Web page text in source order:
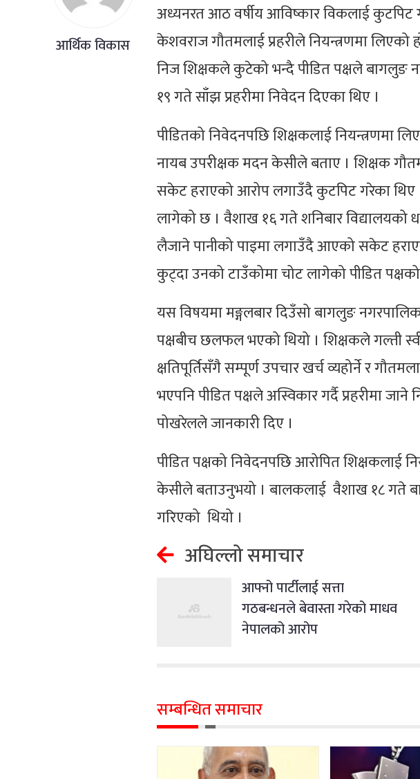
आर्थिक विकास
अध्यनरत आठ वर्षीय आविष्कार विकलाई कुटपिट
केशवराज गौतमलाई प्रहरीले नियन्त्रणमा
निज शिक्षकले कुटेको भन्दै पीडित पक्षले बागलुङ
१९ गते साँझ प्रहरीमा निवेदन दिएका थिए ।
पीडितको निवेदनपछि शिक्षकलाई नियन्त्रणमा
नायब उपरीक्षक मदन केसीले बताए । शिक्षक
सकेट हराएको आरोप लगाउँदै कुटपिट गरेका थिए
लागेको छ । वैशाख १६ गते शनिबार विद्यालयको
लैजाने पानीको पाइमा लगाउँदै आएको सकेट
कुट्दा उनको टाउँकोमा चोट लागेको पीडित
यस विषयमा मङ्गलबार दिउँसो बागलुङ
पक्षबीच छलफल भएको थियो । शिक्षकले गल्ती
क्षतिपूर्तिसँगै सम्पूर्ण उपचार खर्च व्यहोर्ने र
भएपनि पीडित पक्षले अस्विकार गर्दै प्रहरीमा जाने
पोखरेलले जानकारी दिए ।
पीडित पक्षको निवेदनपछि आरोपित शिक्षकलाई
केसीले बताउनुभयो । बालकलाई वैशाख १८ गते
गरिएको थियो ।
अघिल्लो समाचार
आफ्नो पार्टीलाई सत्ता
गठबन्धनले बेवास्ता गरेको माधव
नेपालको आरोप
सम्बन्धित समाचार